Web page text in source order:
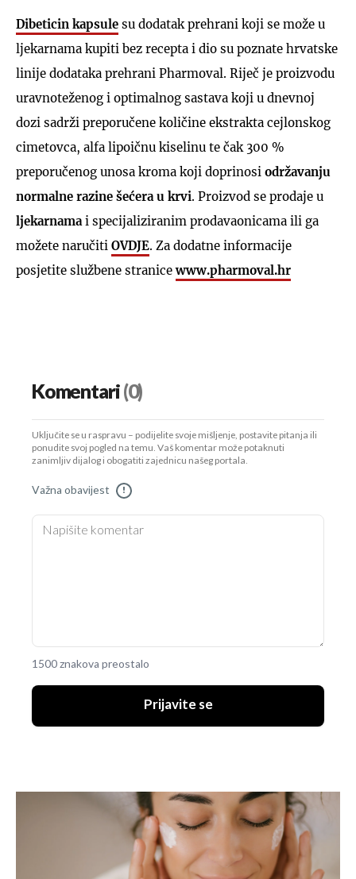
Dibeticin kapsule su dodatak prehrani koji se može u
ljekarnama kupiti bez recepta i dio su poznate hrvatske
linije dodataka prehrani Pharmoval. Riječ je proizvodu
uravnoteženog i optimalnog sastava koji u dnevnoj
dozi sadrži preporučene količine ekstrakta cejlonskog
cimetovca, alfa lipoičnu kiselinu te čak 300 %
preporučenog unosa kroma koji doprinosi održavanju
normalne razine šećera u krvi. Proizvod se prodaje u
ljekarnama i specijaliziranim prodavaonicama ili ga
možete naručiti OVDJE. Za dodatne informacije
posjetite službene stranicewww.pharmoval.hr
Komentari(0)
Uključite se u raspravu – podijelite svoje mišljenje, postavite pitanja ili
ponudite svoj pogled na temu. Vaš komentar može potaknuti
zanimljiv dijalog i obogatiti zajednicu našeg portala.
Važna obavijest !
1500 znakova preostalo
Prijavite se